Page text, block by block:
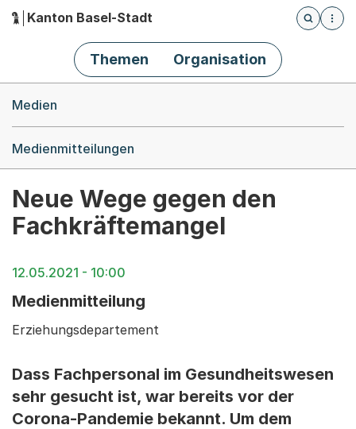
Hauptnavigation
Kanton Basel-Stadt
Öffnet
Themen Organisation
Medien
Medienmitteilungen
Neue Wege gegen den
Fachkräftemangel
12.05.2021 - 10:00
Medienmitteilung
Erziehungsdepartement
Dass Fachpersonal im Gesundheitswesen
sehr gesucht ist, war bereits vor der
Corona-Pandemie bekannt. Um dem